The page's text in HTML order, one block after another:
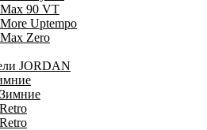
90 VT
Uptempo
Zero
JORDAN